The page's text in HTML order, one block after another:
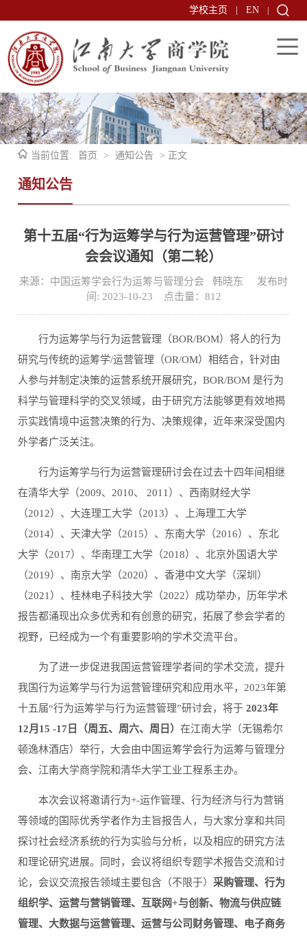
学校主页 EN
当前位置: 首页 > 通知公告 > 正文
通知公告
第十五届“行为运筹学与行为运营管理”研讨
会会议通知（第二轮）
来源：中国运筹学会行为运筹与管理分会 韩晓东 发布时
间: 2023-10-23 点击量： 812
行为运筹学与行为运营管理（BOR/BOM）将人的行为
研究与传统的运筹学/运营管理（OR/OM）相结合，针对由
人参与并制定决策的运营系统开展研究，BOR/BOM 是行为
科学与管理科学的交叉领域，由于研究方法能够更有效地揭
示实践情境中运营决策的行为、决策规律，近年来深受国内
外学者广泛关注。
行为运筹学与行为运营管理研讨会在过去十四年间相继
在清华大学（2009、2010、 2011）、西南财经大学
（2012）、大连理工大学（2013）、上海理工大学
（2014）、天津大学（2015）、东南大学（2016）、东北
大学（2017）、华南理工大学（2018）、北京外国语大学
（2019）、南京大学（2020）、香港中文大学（深圳）
（2021）、桂林电子科技大学（2022）成功举办，历年学术
报告都涌现出众多优秀和有创意的研究，拓展了参会学者的
视野，已经成为一个有重要影响的学术交流平台。
为了进一步促进我国运营管理学者间的学术交流，提升
我国行为运筹学与行为运营管理研究和应用水平，2023年第
十五届“行为运筹学与行为运营管理”研讨会，将于2023年
12月15 -17日（周五、周六、周日）在江南大学（无锡希尔
顿逸林酒店）举行，大会由中国运筹学会行为运筹与管理分
会、江南大学商学院和清华大学工业工程系主办。
本次会议将邀请行为+-运作管理、行为经济与行为营销
等领域的国际优秀学者作为主旨报告人，与大家分享和共同
探讨社会经济系统的行为实验与分析，以及相应的研究方法
和理论研究进展。同时，会议将组织专题学术报告交流和讨
论，会议交流报告领域主要包含（不限于） 采购管理、行为
组织学、运营与营销管理、互联网+与创新、物流与供应链
管理、大数据与运营管理、运营与公司财务管理、电子商务